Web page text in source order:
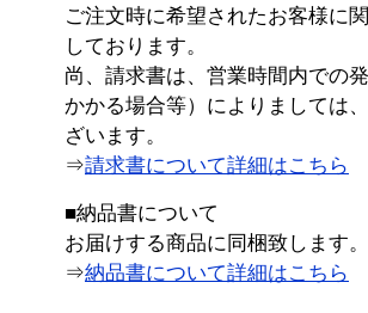
ご注文時に希望されたお客様に
しております。
尚、請求書は、営業時間内での
かかる場合等）によりましては
ざいます。
⇒請求書について詳細はこちら
■納品書について
お届けする商品に同梱致します。
⇒納品書について詳細はこちら